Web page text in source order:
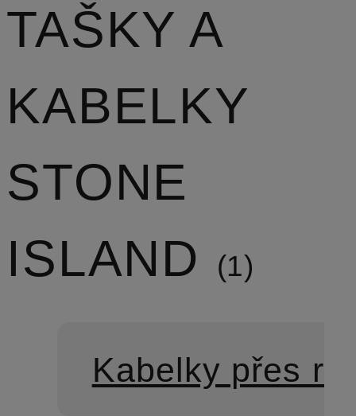
TAŠKY A
KABELKY
STONE
ISLAND
1
Kabelky přes